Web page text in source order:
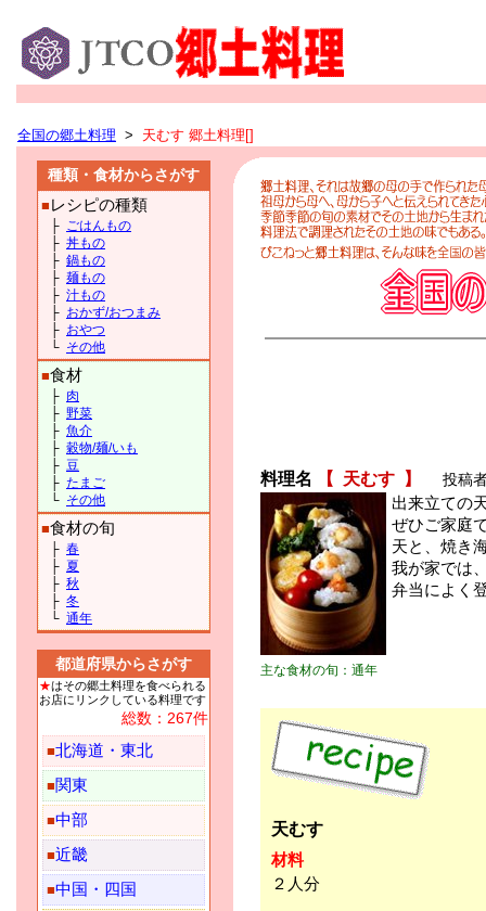
全国の郷土料理 > 天むす 郷土料理[]
種類・食材からさがす
■ レシピの種類
├ ごはんもの
├ 丼もの
├ 鍋もの
├ 麺もの
├ 汁もの
├ おかず/おつまみ
├ おやつ
└ その他
■食材
├ 肉
├ 野菜
├ 魚介
├ 穀物/麺/いも
├ 豆
├ たまご
└ その他
■食材の旬
├ 春
├ 夏
├ 秋
├ 冬
└ 通年
都道府県からさがす
★はその郷土料理を食べられる
お店にリンクしている料理です
総数：267件
■北海道・東北
■関東
■中部
■近畿
■中国・四国
料理名 【 天むす 】
投稿
出来立ての
ぜひご家庭
天と、焼き
我が家では
弁当によく
主な食材の旬：通年
天むす
材料
２人分